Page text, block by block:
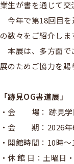
業生が書を通じて交
今年で第18回目
の数々をご紹介しま
本展は、多方面
展のためご協力を賜
「跡見OG書道展」
・会 場： 跡見学
・会 期：2026年6
・開館時間：10時～
・休 館 日：土曜日